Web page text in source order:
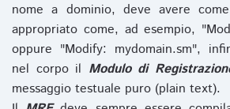
nome a dominio, deve avere
appropriato come, ad esempio,
oppure "Modify: mydomain.sm",
nel corpo il Modulo di
messaggio testuale puro (plain text).